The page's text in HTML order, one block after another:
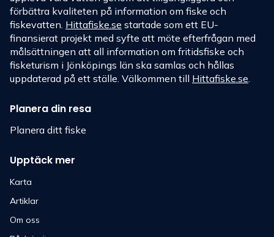
förbättra kvaliteten på information om fiske och
fiskevatten. Hittafiske.se startade som ett EU-
finansierat projekt med syfte att möte efterfrågan med
målsättningen att all information om fritidsfiske och
fisketurism i Jönköpings län ska samlas och hållas
uppdaterad på ett ställe. Välkommen till Hittafiske.se.
Planera din resa
Planera ditt fiske
Upptäck mer
Karta
Artiklar
Om oss